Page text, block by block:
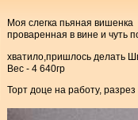
Моя слегка пьяная вишенка
проваренная в вине и чуть
хватило,пришлось делать
Вес - 4 640гр
Торт доце на работу,